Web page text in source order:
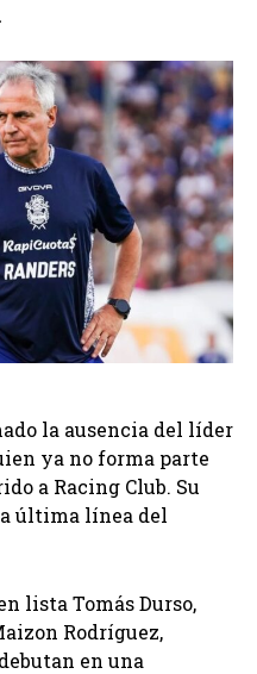
la ausencia del líder
ya no forma parte
a Racing Club. Su
última línea del
lista Tomás Durso,
Rodríguez,
en una